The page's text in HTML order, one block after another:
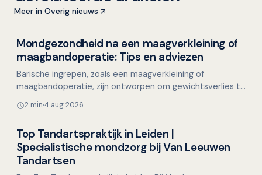
Meer in Overig nieuws
Mondgezondheid in relatie tot algehele gezondheid
Mondgezondheid na een maagverkleining of
maagbandoperatie: Tips en adviezen
Barische ingrepen, zoals een maagverkleining of
maagbandoperatie, zijn ontworpen om gewichtsverlies te
…
2 min 4 aug 2026
Overig nieuws
Top Tandartspraktijk in Leiden |
Specialistische mondzorg bij Van Leeuwen
Tandartsen